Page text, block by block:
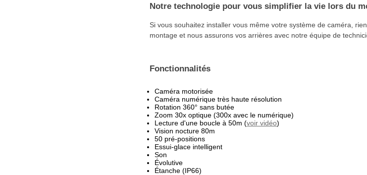
Notre technologie pour vous simplifier la vie lors du
Si vous souhaitez installer vous même votre système de caméra,
montage et nous assurons vos arrières avec notre équipe de
Fonctionnalités
Caméra motorisée
Caméra numérique très haute résolution
Rotation 360° sans butée
Zoom 30x optique (300x avec le numérique)
Lecture d'une boucle à 50m (voir vidéo)
Vision nocture 80m
50 pré-positions
Essui-glace intelligent
Son
Évolutive
Étanche (IP66)